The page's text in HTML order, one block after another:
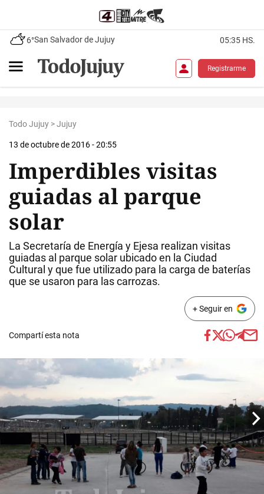
6°San Salvador de Jujuy 05:35 HS.
Registrarme
Todo Jujuy >Jujuy
13 de octubre de 2016 - 20:55
Imperdibles visitas
guiadas al parque
solar
La Secretaría de Energía y Ejesa realizan visitas
guiadas al parque solar ubicado en la Ciudad
Cultural y que fue utilizado para la carga de baterías
que se usaron para las carrozas.
+ Seguir en
Compartí esta nota